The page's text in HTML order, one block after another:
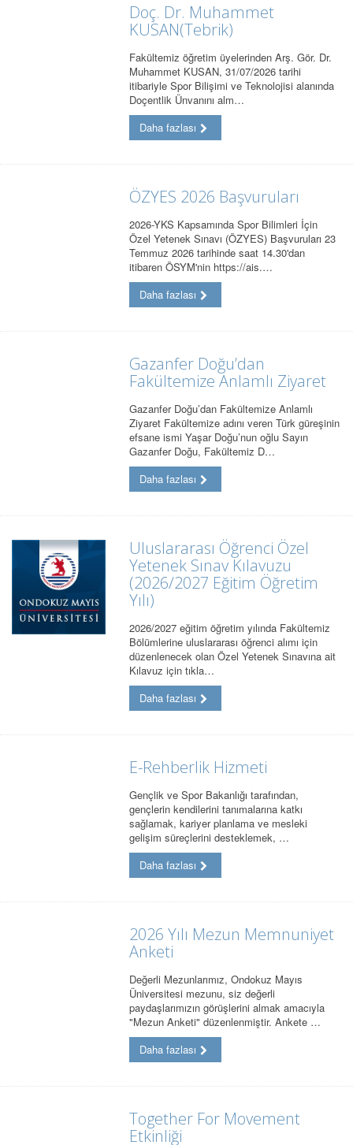
Doç. Dr. Muhammet
KUSAN(Tebrik)
Fakültemiz öğretim üyelerinden Arş. Gör. Dr.
Muhammet KUSAN, 31/07/2026 tarihi
itibariyle Spor Bilişimi ve Teknolojisi alanında
Doçentlik Ünvanını alm…
Daha fazlası
ÖZYES 2026 Başvuruları
2026-YKS Kapsamında Spor Bilimleri İçin
Özel Yetenek Sınavı (ÖZYES) Başvuruları 23
Temmuz 2026 tarihinde saat 14.30'dan
itibaren ÖSYM'nin https://ais.…
Daha fazlası
Gazanfer Doğu’dan
Fakültemize Anlamlı Ziyaret
Gazanfer Doğu’dan Fakültemize Anlamlı
Ziyaret Fakültemize adını veren Türk güreşinin
efsane ismi Yaşar Doğu’nun oğlu Sayın
Gazanfer Doğu, Fakültemiz D…
Daha fazlası
Uluslararası Öğrenci Özel
Yetenek Sınav Kılavuzu
(2026/2027 Eğitim Öğretim
Yılı)
2026/2027 eğitim öğretim yılında Fakültemiz
Bölümlerine uluslararası öğrenci alımı için
düzenlenecek olan Özel Yetenek Sınavına ait
Kılavuz için tıkla…
Daha fazlası
E-Rehberlik Hizmeti
Gençlik ve Spor Bakanlığı tarafından,
gençlerin kendilerini tanımalarına katkı
sağlamak, kariyer planlama ve mesleki
gelişim süreçlerini desteklemek, …
Daha fazlası
2026 Yılı Mezun Memnuniyet
Anketi
Değerli Mezunlarımız, Ondokuz Mayıs
Üniversitesi mezunu, siz değerli
paydaşlarımızın görüşlerini almak amacıyla
"Mezun Anketi" düzenlenmiştir. Ankete …
Daha fazlası
Together For Movement
Etkinliği